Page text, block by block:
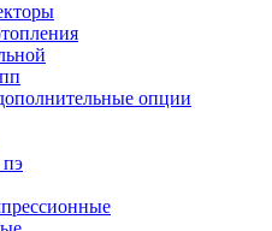
опции